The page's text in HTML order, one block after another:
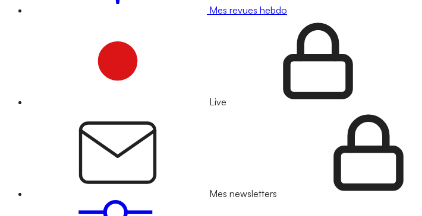
Mes revues hebdo
Live
Mes newsletters